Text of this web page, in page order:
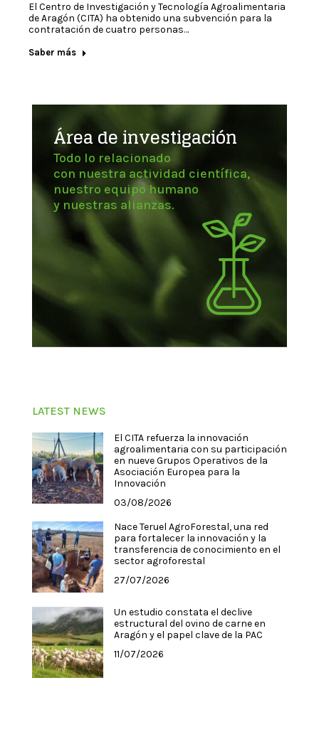
El Centro de Investigación y Tecnología Agroalimentaria
de Aragón (CITA) ha obtenido una subvención para la
contratación de cuatro personas…
Saber más
Área de investigación
Todo lo relacionado
con nuestra actividad científica,
nuestro equipo humano
y nuestras alianzas.
LATEST NEWS
El CITA refuerza la innovación
agroalimentaria con su participación
en nueve Grupos Operativos de la
Asociación Europea para la
Innovación
03/08/2026
Nace Teruel AgroForestal, una red
para fortalecer la innovación y la
transferencia de conocimiento en el
sector agroforestal
27/07/2026
Un estudio constata el declive
estructural del ovino de carne en
Aragón y el papel clave de la PAC
11/07/2026